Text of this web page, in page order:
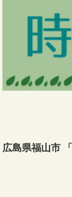
広島県福山市 「